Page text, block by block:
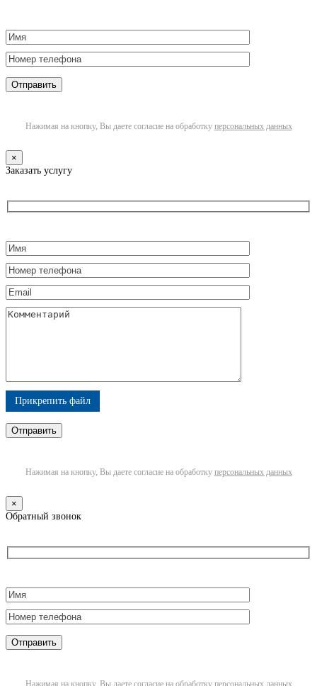
Нажимая на кнопку, Вы даете согласие на обработку персональных данных
×
Заказать услугу
Прикрепить файл
Нажимая на кнопку, Вы даете согласие на обработку персональных данных
×
Обратный звонок
Нажимая на кнопку, Вы даете согласие на обработку персональных данных